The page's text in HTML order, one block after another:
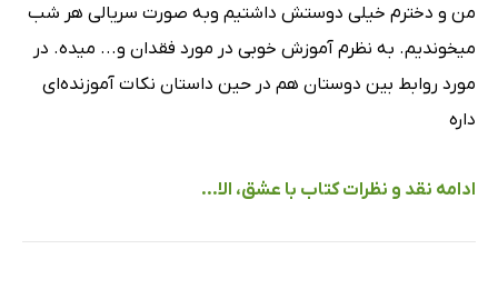
من و دخترم خیلی دوستش داشتیم وبه صورت سریالی هر شب
میخوندیم. به نظرم آموزش خوبی در مورد فقدان و... میده. در
مورد روابط بین دوستان هم در حین داستان نکات آموزنده‌ای
داره
ادامه نقد و نظرات کتاب با عشق، الا...